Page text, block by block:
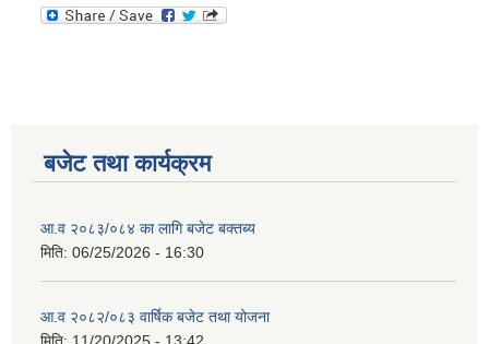
बजेट तथा कार्यक्रम
आ.व २०८३/०८४ का लागि बजेट बक्तब्य
मिति: 06/25/2026 - 16:30
आ.व २०८२/०८३ वार्षिक बजेट तथा योजना